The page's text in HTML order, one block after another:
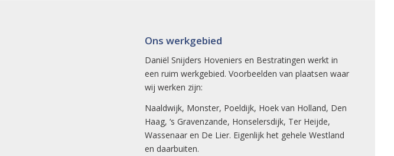
Ons werkgebied
Daniël Snijders Hoveniers en Bestratingen werkt in
een ruim werkgebied. Voorbeelden van plaatsen waar
wij werken zijn:
Naaldwijk, Monster, Poeldijk, Hoek van Holland, Den
Haag,‘s Gravenzande, Honselersdijk, Ter Heijde,
Wassenaar en De Lier. Eigenlijk het geheleWestland
en daarbuiten.